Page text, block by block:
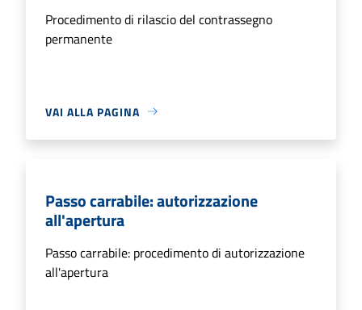
Procedimento di rilascio del contrassegno
permanente
VAI ALLA PAGINA
Passo carrabile: autorizzazione
all'apertura
Passo carrabile: procedimento di autorizzazione
all'apertura